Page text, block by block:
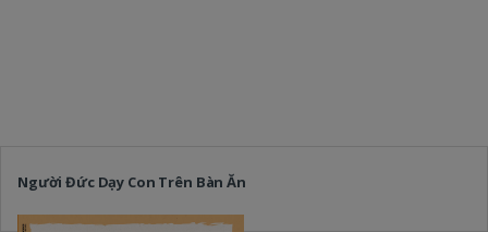
Người Đức Dạy Con Trên Bàn Ăn